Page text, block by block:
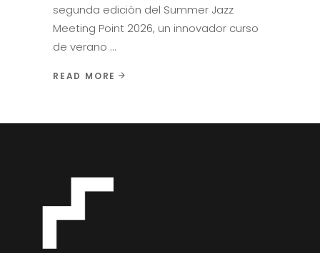
segunda edición del Summer Jazz
Meeting Point 2026, un innovador curso
de verano
READ MORE